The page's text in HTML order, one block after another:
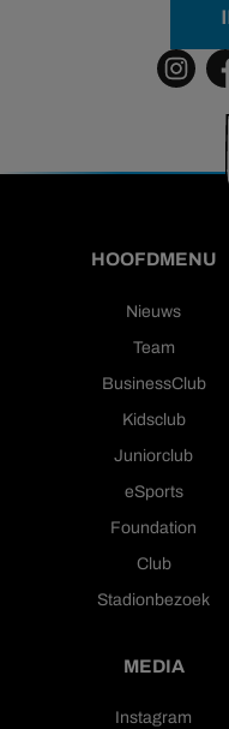
HOOFDMENU
Nieuws
Team
BusinessClub
Kidsclub
Juniorclub
eSports
Foundation
Club
Stadionbezoek
MEDIA
Instagram